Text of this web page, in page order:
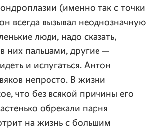
(именно так с точки
всегда вызывал неоднозначную
люди, надо сказать,
них пальцами, другие —
и испугаться. Антон
непросто. В жизни
что без всякой причины его
обрекали парня
на жизнь с большим